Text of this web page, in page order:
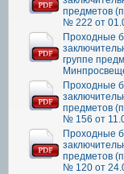
предметов
№ 222 от
Проходные
группе
Проходные
предметов
№ 156 от
Проходные
предметов
№ 120 от